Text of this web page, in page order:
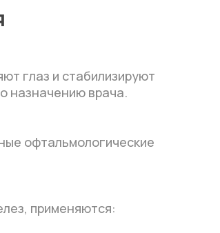
глаз и стабилизируют
назначению врача.
офтальмологические
применяются: